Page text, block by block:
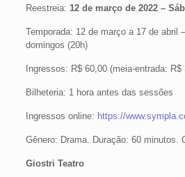
Reestreia: 12 de março de 2022 –
Temporada: 12 de março a 17 de abril
domingos (20h)
Ingressos: R$ 60,00 (meia-entrada: R$
Bilheteria: 1 hora antes das sessões
Ingressos online: https://
Gênero: Drama. Duração: 60 minutos.
Giostri Teatro